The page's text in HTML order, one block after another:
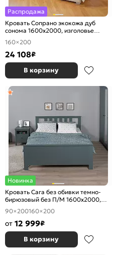
Распродажа
Кровать Сопрано экокожа дуб
сонома 1600x2000, изголовье
мягкое
160×200
24 108₽
В корзину
Новинка
Кровать Сага без обивки темно-
бирюзовый без П/М 1600x2000,
ортопедическое основание,
изголовье жесткое
90×200160×200
от 12 999₽
В корзину